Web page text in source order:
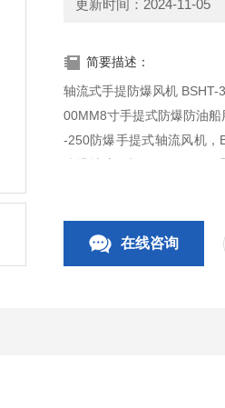
更新时间：2024-11-05
简要描述：
轴流式手提防爆风机 BSHT-
00MM8寸手提式防爆防油船用轴流风机 BSHT-300防爆
-250防爆手提式轴流风机，
防爆轴流风机，BSHT-400
在线咨询